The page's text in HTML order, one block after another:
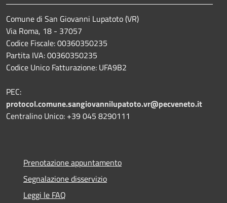
Comune di San Giovanni Lupatoto (VR)
Via Roma, 18 - 37057
Codice Fiscale: 00360350235
Partita IVA: 00360350235
Codice Unico Fatturazione: UFA9B2
PEC:
protocol.comune.sangiovannilupatoto.vr@pecveneto.it
Centralino Unico: +39 045 8290111
Prenotazione appuntamento
Segnalazione disservizio
Leggi le FAQ